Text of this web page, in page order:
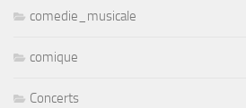
comedie_musicale
comique
Concerts